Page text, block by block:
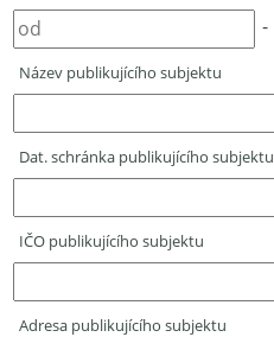
-
Název publikujícího subjektu
Dat. schránka publikujícího subjektu
IČO publikujícího subjektu
Adresa publikujícího subjektu